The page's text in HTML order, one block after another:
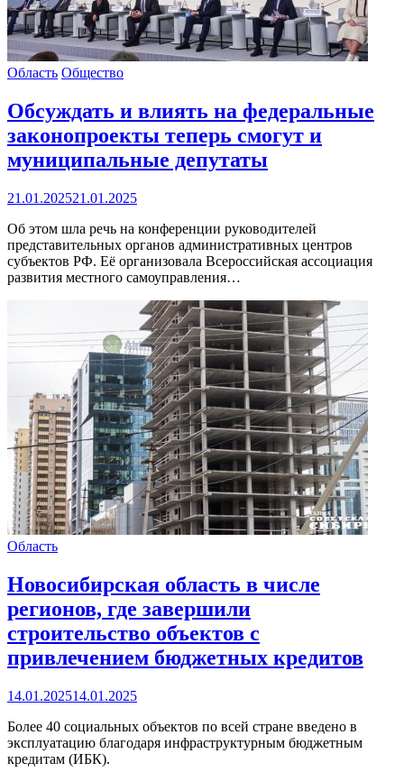
Область Общество
Обсуждать и влиять на федеральные
законопроекты теперь смогут и
муниципальные депутаты
21.01.202521.01.2025
Об этом шла речь на конференции руководителей
представительных органов административных центров
субъектов РФ. Её организовала Всероссийская ассоциация
развития местного самоуправления…
Область
Новосибирская область в числе
регионов, где завершили
строительство объектов с
привлечением бюджетных кредитов
14.01.202514.01.2025
Более 40 социальных объектов по всей стране введено в
эксплуатацию благодаря инфраструктурным бюджетным
кредитам (ИБК).